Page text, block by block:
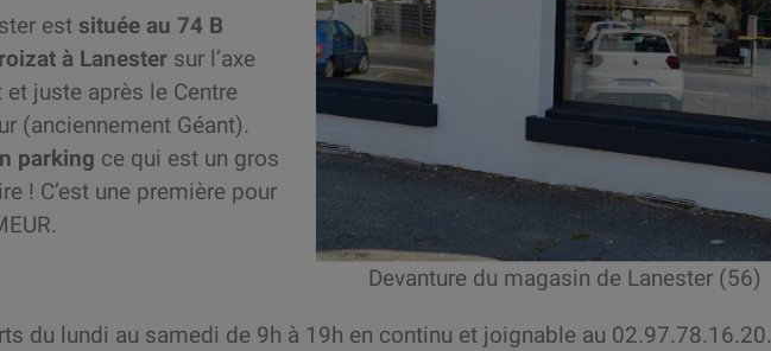
est située au 74 B
à Lanester sur l’axe
et juste après le Centre
(anciennement Géant).
parking ce qui est un gros
! C’est une première pour
Devanture du magasin de Lanester (56)
du lundi au samedi de 9h à 19h en continu et joignable au 02.97.78.16.20.